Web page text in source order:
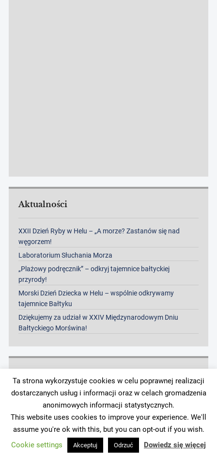
Aktualności
XXII Dzień Ryby w Helu – „A morze? Zastanów się nad
węgorzem!
Laboratorium Słuchania Morza
„Plażowy podręcznik” – odkryj tajemnice bałtyckiej
przyrody!
Morski Dzień Dziecka w Helu – wspólnie odkrywamy
tajemnice Bałtyku
Dziękujemy za udział w XXIV Międzynarodowym Dniu
Bałtyckiego Morświna!
Copyright © 2026 Stacja Morska w Helu
Ta strona wykorzystuje cookies w celu poprawnej realizacji
dostarczanych usług i informacji oraz w celach gromadzenia
anonimowych informacji statystycznych.
This website uses cookies to improve your experience. We'll
assume you're ok with this, but you can opt-out if you wish.
Cookie settings
Akceptuj Odrzuć Dowiedz się więcej